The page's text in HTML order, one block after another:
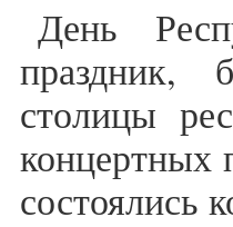
День
праздник,
столицы
концертных
состоялись